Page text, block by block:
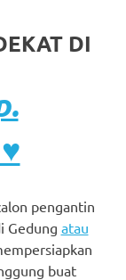
DI
pengantin
Gedung atau
buat